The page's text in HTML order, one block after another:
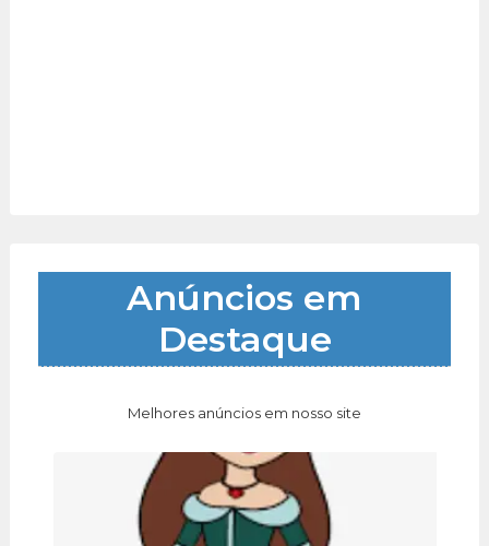
Anúncios em
Destaque
Melhores anúncios em nosso site